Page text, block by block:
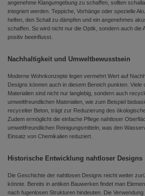
angenehme Klangumgebung zu schaffen, sollten
integriert werden. Teppiche, Vorhänge oder spezielle
helfen, den Schall zu dämpfen und ein angenehmes
schaffen. So wird nicht nur die Optik, sondern auch die
positiv beeinflusst.
Nachhaltigkeit und Umweltbewusstsein
Moderne Wohnkonzepte legen vermehrt Wert auf
Designs können auch in diesem Bereich punkten. Viele
Materialien sind nicht nur langlebig, sondern auch
umweltfreundlichen Materialien, wie zum Beispiel
recycelter Beton, trägt zur Reduzierung des
Zudem ermöglicht die einfache Pflege nahtloser
umweltfreundlichen Reinigungsmitteln, was den
Einsatz von Chemikalien reduziert.
Historische Entwicklung nahtloser Designs
Die Geschichte der nahtlosen Designs reicht weiter
könnte. Bereits in antiken Bauwerken findet man
nach fugenlosen Strukturen hindeuten. Die